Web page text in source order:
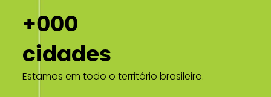
+000
cidades
Estamos em todo o território brasileiro.